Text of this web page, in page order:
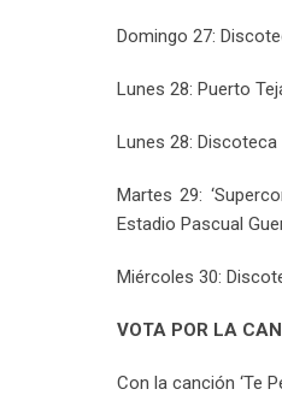
Domingo 27:
Lunes 28: Puerto
Lunes 28:
Martes 29:
Estadio Pascual
Miércoles 30:
VOTA POR LA
Con la canción ‘Te